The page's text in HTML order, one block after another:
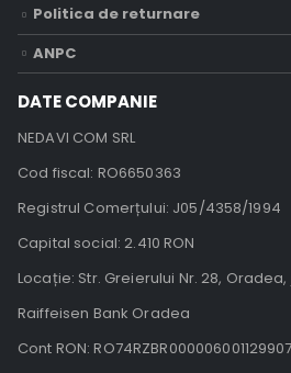
Politica de returnare
ANPC
DATE COMPANIE
NEDAVI COM SRL
Cod fiscal: RO6650363
Registrul Comerțului: J05/4358/1994
Capital social: 2.410 RON
Locație: Str. Greierului Nr. 28,
Raiffeisen Bank Oradea
Cont RON: